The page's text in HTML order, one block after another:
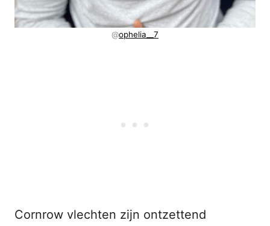
@ophelia__7
Cornrow vlechten zijn ontzettend